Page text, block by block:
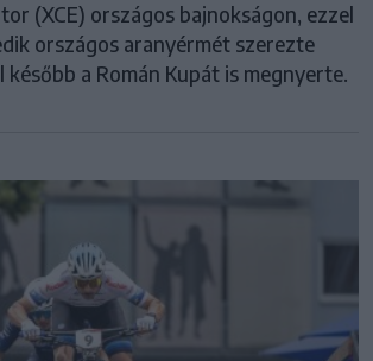
(XCE) országos bajnokságon, ezzel
országos aranyérmét szerezte
később a Román Kupát is megnyerte.